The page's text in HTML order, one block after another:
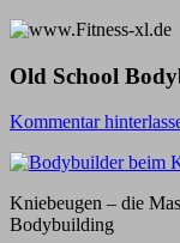
Old School
Kommentar
Kniebeugen – die
Bodybuilding